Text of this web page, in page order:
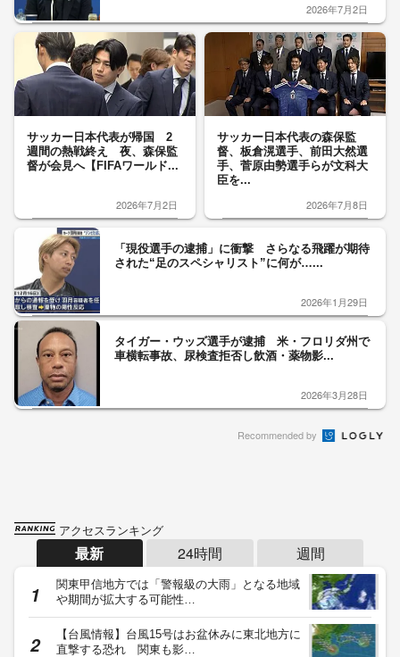
2026年7月2日
サッカー日本代表が帰国 2
週間の熱戦終え 夜、森保監
督が会見へ【FIFAワールド...
2026年7月2日
サッカー日本代表の森保監
督、板倉滉選手、前田大然選
手、菅原由勢選手らが文科大
臣を...
2026年7月8日
「現役選手の逮捕」に衝撃 さらなる飛躍が期待
された“足のスペシャリスト”に何が…...
2026年1月29日
タイガー・ウッズ選手が逮捕 米・フロリダ州で
車横転事故、尿検査拒否し飲酒・薬物影...
2026年3月28日
Recommended by
アクセスランキング
最新 24時間 週間
関東甲信地方では「警報級の大雨」となる地域
や期間が拡大する可能性…
【台風情報】台風15号はお盆休みに東北地方に
直撃する恐れ 関東も影…